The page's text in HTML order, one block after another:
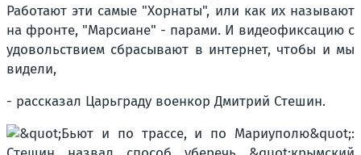
Работают эти самые "Хорнаты", или как их называют
на фронте, "Марсиане" - парами. И видеофиксацию с
удовольствием сбрасывают в интернет, чтобы и мы
видели,
- рассказал Царьграду военкор Дмитрий Стешин.